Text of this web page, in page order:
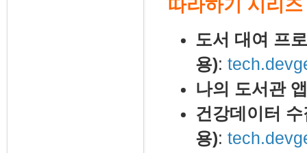
따라하기 시리즈
도서 대여 프
용):
나의 도서관
건강데이터
용):